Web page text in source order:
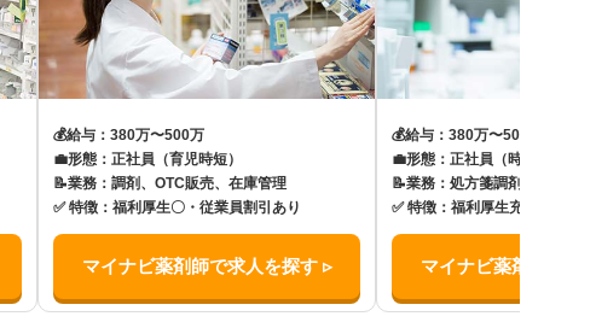
💰給与：380万〜500万
💼形態：正社員（育児時短）
📝業務：調剤、OTC販売、在庫管理
✅特徴：福利厚生〇・従業員割引あり
マイナビ薬剤師で求人を探す ▹
💰給与：380万〜500万
💼形態： 正社員（時短勤務）
📝業務：処方箋調剤、服薬指導
✅特徴：福利厚生充実・急な休
マイナビ薬剤師で求